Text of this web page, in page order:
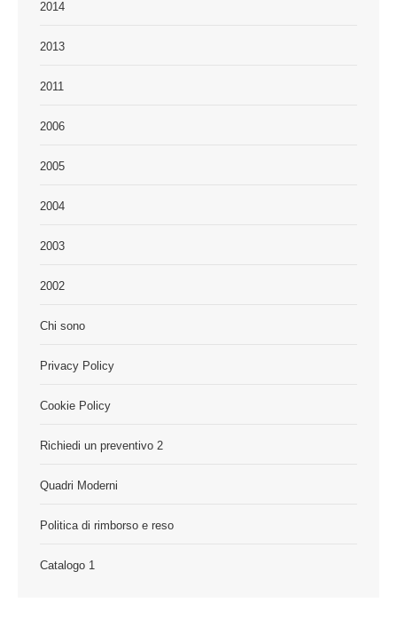
2014
2013
2011
2006
2005
2004
2003
2002
Chi sono
Privacy Policy
Cookie Policy
Richiedi un preventivo 2
Quadri Moderni
Politica di rimborso e reso
Catalogo 1